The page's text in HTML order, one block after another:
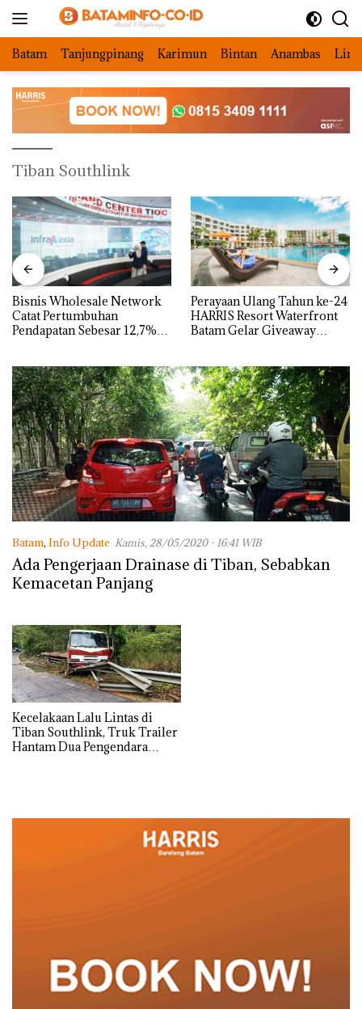
Batam Tanjungpinang Karimun Bintan Anambas
Tiban Southlink
Bisnis Wholesale Network
Catat Pertumbuhan
Pendapatan Sebesar 12,7%
Perayaan Ulang Tahun ke-24
HARRIS Resort Waterfront
Batam Gelar Giveaway
Batam, Info Update Kamis, 28/05/2020 - 16:41 WIB
Ada Pengerjaan Drainase di Tiban, Sebabkan
Kemacetan Panjang
Kecelakaan Lalu Lintas di
Tiban Southlink, Truk Trailer
Hantam Dua Pengendara